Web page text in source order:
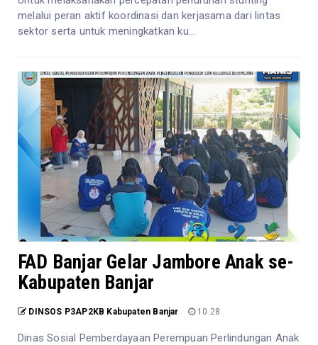
melalui peran aktif koordinasi dan kerjasama dari lintas
sektor serta untuk meningkatkan ku...
FAD Banjar Gelar Jambore Anak se-
Kabupaten Banjar
DINSOS P3AP2KB Kabupaten Banjar 10.28
Dinas Sosial Pemberdayaan Perempuan Perlindungan Anak